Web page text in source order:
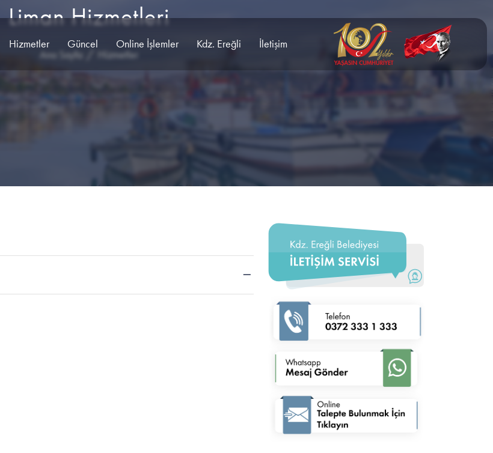
Hizmetler Güncel Online İşlemler Kdz. Ereğli İletişim
Liman Hizmetleri
Ana Sayfa Hizmetler